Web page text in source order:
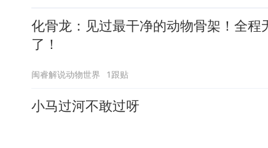
化骨龙：见过最干净的动物骨架！全程
了！
闽睿解说动物世界 1跟贴
小马过河不敢过呀